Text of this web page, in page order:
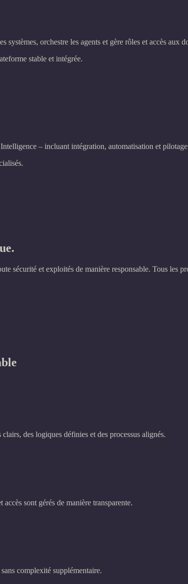
orchestre les agents et gère rôles et accès aux
stable et intégrée.
– incluant intégration, automatisation et
sécurité et exploités de manière responsable. Tous les
des logiques définies et des processus alignés.
sont gérés de manière transparente.
complexité supplémentaire.